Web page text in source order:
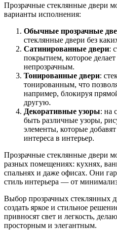
Прозрачные стеклянные двери
варианты исполнения:
Обычные прозрачные
стеклянные двери без
Сатинированные двери:
покрытием, которое
непрозрачным.
Тонированные двери:
тонированным, что
например, блокируя
другую.
Декоративные узоры: на
быть различные узоры,
элементы, которые
интереса в интерьер.
Прозрачные стеклянные двери
разных помещениях: кухнях,
спальнях и даже офисах. Они
стиль интерьера — от
Выбор прозрачных стеклянных
создать яркое и стильное
привносят свет и легкость,
просторным и элегантным.